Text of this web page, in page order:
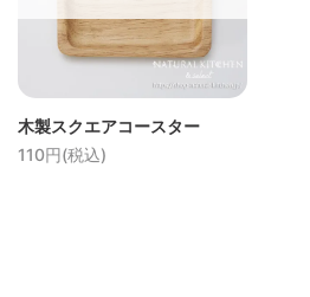
木製スクエアコースター
110円(税込)